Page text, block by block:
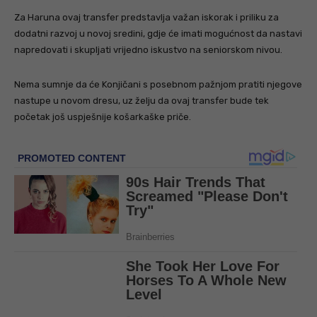
Za Haruna ovaj transfer predstavlja važan iskorak i priliku za
dodatni razvoj u novoj sredini, gdje će imati mogućnost da nastavi
napredovati i skupljati vrijedno iskustvo na seniorskom nivou.
Nema sumnje da će Konjičani s posebnom pažnjom pratiti njegove
nastupe u novom dresu, uz želju da ovaj transfer bude tek
početak još uspješnije košarkaške priče.